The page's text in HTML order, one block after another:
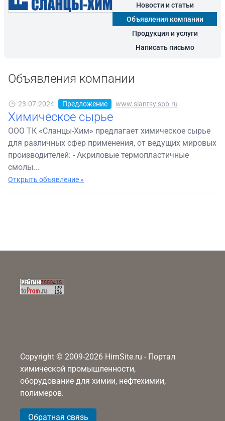
Новости и статьи
Объявления компании
Продукция и услуги
Написать письмо
Объявления компании
23.07.2024 Предложение www.slantsy.spb.ru
Химическое сырье
ООО ТК «Сланцы-Хим» предлагает химическое сырье
для различных сфер применения, от ведущих мировых
производителей: - Акриловые термопластичные
смолы...
Открыть объявление »
Copyright © 2009-2026 HimSite.ru - Портал
химической промышленности,
оборудование для химии, нефтехимии,
полимеров.
Обратная связь